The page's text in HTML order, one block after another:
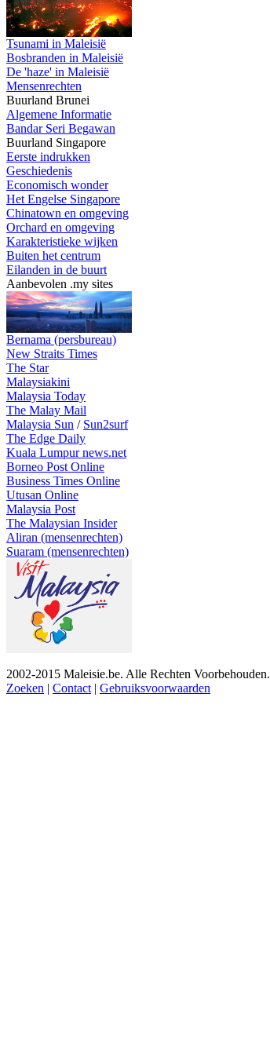
Tsunami in Maleisië
Bosbranden in Maleisië
De 'haze' in Maleisië
Mensenrechten
Buurland Brunei
Algemene Informatie
Bandar Seri Begawan
Buurland Singapore
Eerste indrukken
Geschiedenis
Economisch wonder
Het Engelse Singapore
Chinatown en omgeving
Orchard en omgeving
Karakteristieke wijken
Buiten het centrum
Eilanden in de buurt
Aanbevolen .my sites
Bernama (persbureau)
New Straits Times
The Star
Malaysiakini
Malaysia Today
The Malay Mail
Malaysia Sun / Sun2surf
The Edge Daily
Kuala Lumpur news.net
Borneo Post Online
Business Times Online
Utusan Online
Malaysia Post
The Malaysian Insider
Aliran (mensenrechten)
Suaram (mensenrechten)
2002-2015 Maleisie.be. Alle Rechten Voorbehouden.
Zoeken | Contact | Gebruiksvoorwaarden